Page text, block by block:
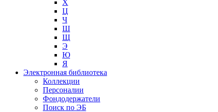
Х
Ц
Ч
Ш
Щ
Э
Ю
Я
Электронная библиотека
Коллекции
Персоналии
Фондодержатели
Поиск по ЭБ